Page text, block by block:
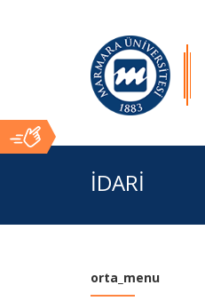
İçerik
İDARİ
orta_menu